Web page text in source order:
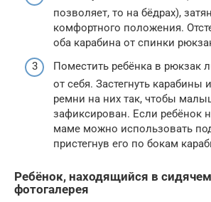
позволяет, то на бёдрах),
комфортного положения.
оба карабина от спинки
Поместить ребёнка в рюкзак
от себя. Застегнуть карабины
ремни на них так, чтобы
зафиксирован. Если ребёнок
маме можно использовать
пристегнув его по бокам
Ребёнок, находящийся в
фотогалерея